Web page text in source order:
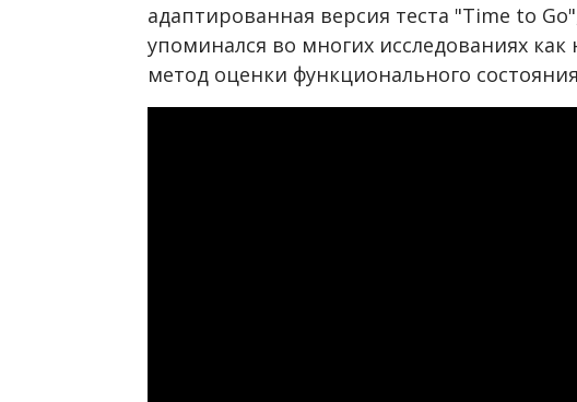
адаптированная версия теста "Time to
упоминался во многих исследованиях
метод оценки функционального